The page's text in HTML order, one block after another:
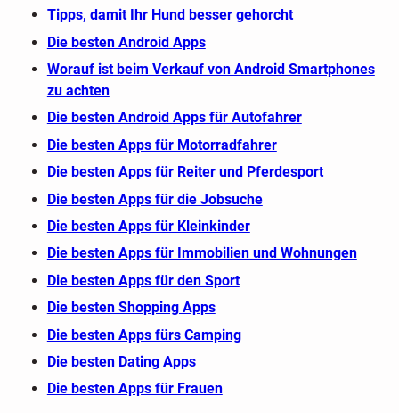
Tipps, damit Ihr Hund besser gehorcht
Die besten Android Apps
Worauf ist beim Verkauf von Android Smartphones
zu achten
Die besten Android Apps für Autofahrer
Die besten Apps für Motorradfahrer
Die besten Apps für Reiter und Pferdesport
Die besten Apps für die Jobsuche
Die besten Apps für Kleinkinder
Die besten Apps für Immobilien und Wohnungen
Die besten Apps für den Sport
Die besten Shopping Apps
Die besten Apps fürs Camping
Die besten Dating Apps
Die besten Apps für Frauen